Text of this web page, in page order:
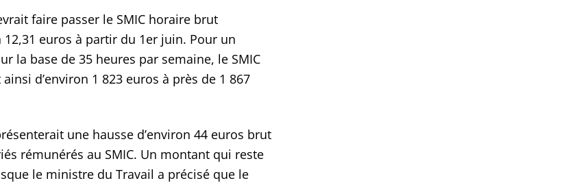
faire passer le SMIC horaire brut
12,31 euros à partir du 1er juin. Pour un
la base de 35 heures par semaine, le SMIC
d’environ 1 823 euros à près de 1 867
une hausse d’environ 44 euros brut
rémunérés au SMIC. Un montant qui reste
le ministre du Travail a précisé que le